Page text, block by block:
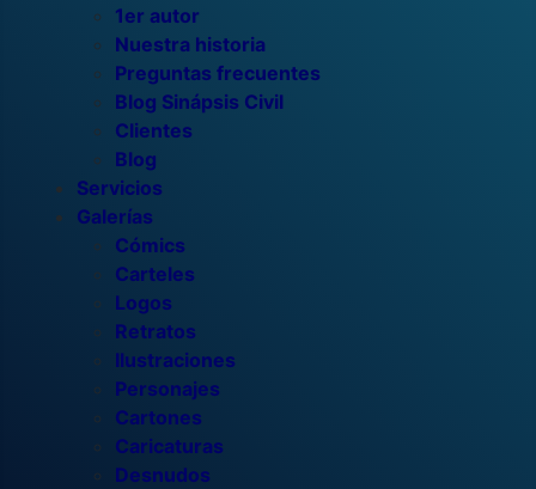
1er autor
Nuestra historia
Preguntas frecuentes
Blog Sinápsis Civil
Clientes
Blog
Servicios
Galerías
Cómics
Carteles
Logos
Retratos
Ilustraciones
Personajes
Cartones
Caricaturas
Desnudos